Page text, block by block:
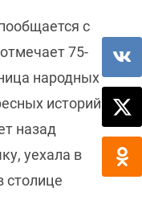
с
75-
народных
историй и
назад
уехала в
столице